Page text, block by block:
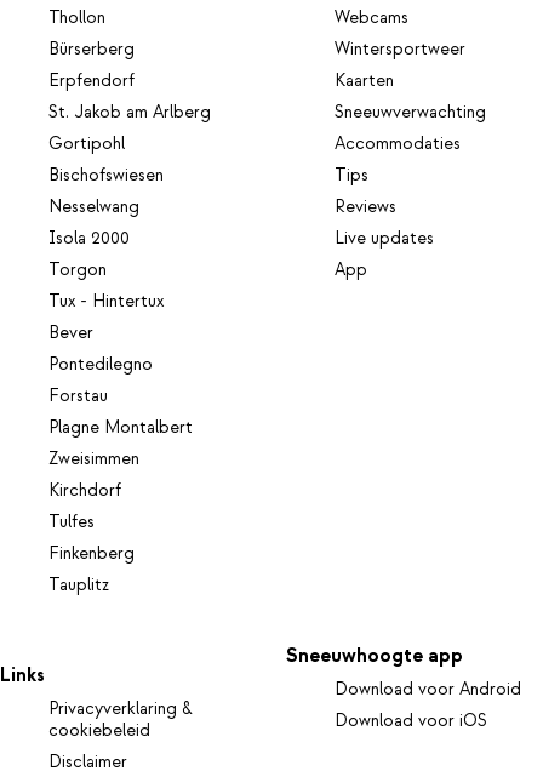
Thollon
Bürserberg
Erpfendorf
St. Jakob am Arlberg
Gortipohl
Bischofswiesen
Nesselwang
Isola 2000
Torgon
Tux - Hintertux
Bever
Pontedilegno
Forstau
Plagne Montalbert
Zweisimmen
Kirchdorf
Tulfes
Finkenberg
Tauplitz
Webcams
Wintersportweer
Kaarten
Sneeuwverwachting
Accommodaties
Tips
Reviews
Live updates
App
Links
Privacyverklaring &
cookiebeleid
Disclaimer
Sneeuwhoogte app
Download voor Android
Download voor iOS